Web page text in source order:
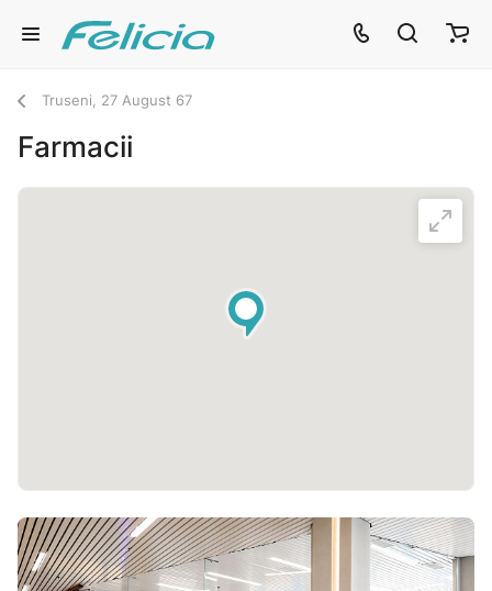
Truseni, 27 August 67
Farmacii